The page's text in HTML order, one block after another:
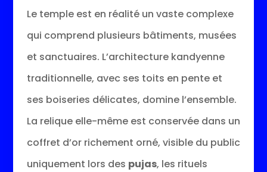
Le temple est en réalité un vaste complexe
qui comprend plusieurs bâtiments, musées
et sanctuaires. L’architecture kandyenne
traditionnelle, avec ses toits en pente et
ses boiseries délicates, domine l’ensemble.
La relique elle-même est conservée dans un
coffret d’or richement orné, visible du public
uniquement lors des pujas, les rituels